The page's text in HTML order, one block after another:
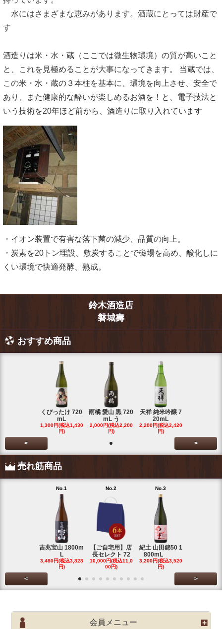
水にはさまざまな恵みがあります。酒蔵にとっては財産で
す
酒造りは米・水・蔵（ここでは微生物環境）の質が高いこと
と、これを見極めることが大事になってきます。 当蔵では、
この米・水・蔵の３本柱を基本に、環境を向上させ、安全で
あり、また健康的な酔いが楽しめるお酒を！と、電子技法と
いう技術を20年ほど前から、酒造りに取り入れています
・イオン装置で有害な落下菌の減少、品質の向上。
・炭素を20トン埋設、敷炭することで磁場を高め、酸化しに
くい環境で快適発酵、熟成。
鈴木酒造店
磐城壽
おすすめ商品
くびったけ 720
mL
1,300円(税込1,430
円)
雨橘 愛山 黒 720
mL う
2,000円(税込2,200
円)
天祥 純米吟醸 7
20mL
2,200円(税込2,420
円)
< >
売れ筋商品
No.1
吉兆宝山 1800m
L
3,480円(税込3,828
円)
No.2
【ご自宅用】店
長セレクト 72
10,000円(税込11,0
00円)
No.3
紀土 山田錦50 1
800mL
3,200円(税込3,520
円)
< >
会員メニュー